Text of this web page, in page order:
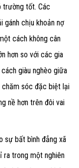
trường tốt. Các
gánh chịu khoản nợ
cách không cân
hơn so với các gia
giàu nghèo giữa
chăm sóc đặc biệt lại
nề hơn trên đôi vai
sự bất bình đẳng xã
ra trong một nghiên